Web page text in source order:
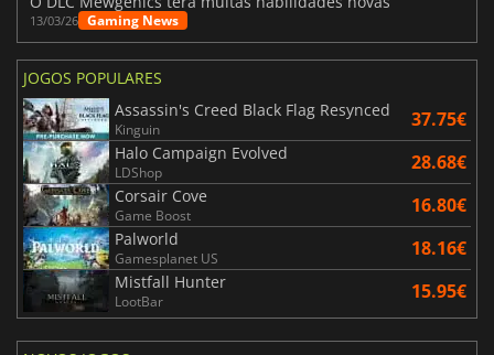
13/03/26 Gaming News
JOGOS POPULARES
Assassin's Creed Black Flag Resynced
Kinguin 37.75€
Halo Campaign Evolved
LDShop 28.68€
Corsair Cove
Game Boost 16.80€
Palworld
Gamesplanet US 18.16€
Mistfall Hunter
LootBar 15.95€